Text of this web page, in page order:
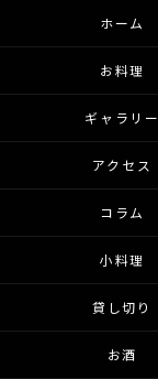
ホーム
お料理
ギャラリー
アクセス
コラム
小料理
貸し切り
お酒